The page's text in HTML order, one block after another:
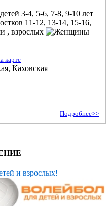
3-4, 5-6, 7-8, 9-10 лет
11-12, 13-14, 15-16,
, взрослых
карте
Каховская
Подробнее>>
и взрослых!